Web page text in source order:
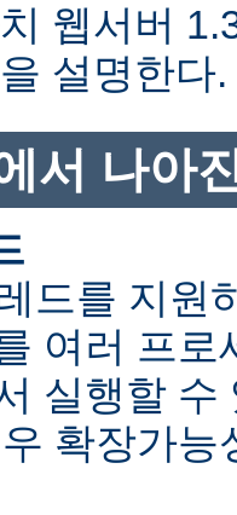
웹서버
설명한다.
서 나아
드를 지원
여러 프로
실행할
확장가